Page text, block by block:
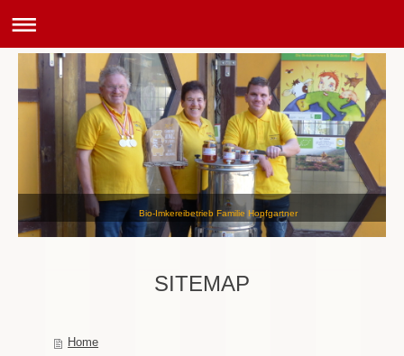
Bio-Imkereibetrieb Familie Hopfgartner
SITEMAP
Home